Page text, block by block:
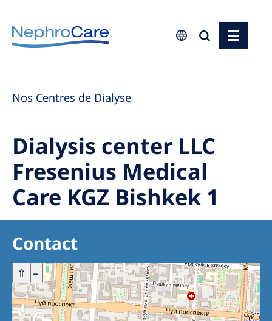
Europe
Czech Republic
Germany
Israel
Italy
Poland
Portugal
Romania
Russia
Nos Centres de Dialyse
Dialysis center LLC
Fresenius Medical
Care KGZ Bishkek 1
Contact
+ –
⇧